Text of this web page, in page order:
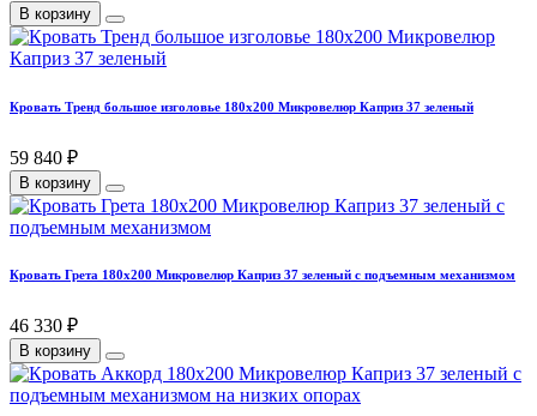
В корзину
Кровать Тренд большое изголовье 180х200 Микровелюр Каприз 37 зеленый
59 840 ₽
В корзину
Кровать Грета 180х200 Микровелюр Каприз 37 зеленый с подъемным механизмом
46 330 ₽
В корзину